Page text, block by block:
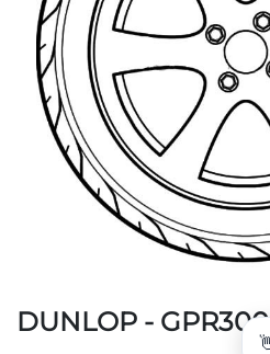
DUNLOP - GPR300